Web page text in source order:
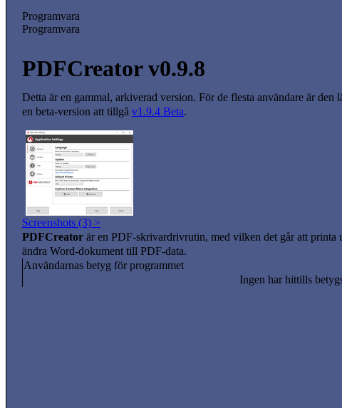
Programvara
Programvara
PDFCreator v0.9.8
Detta är en gammal, arkiverad version. För de flesta användare är den
en beta-version att tillgå v1.9.4 Beta.
Screenshots (3) >
PDFCreator är en PDF-skrivardrivrutin, med vilken det går att
ändra Word-dokument till PDF-data.
Användarnas betyg för programmet
Ingen har hittills